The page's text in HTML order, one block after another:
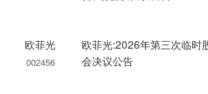
欧菲光
002456
欧菲光:2026年第三次临时
会决议公告